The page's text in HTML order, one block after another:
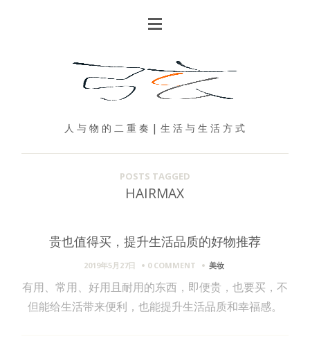
人 与 物 的 二 重 奏 | 生 活 与 生 活 方 式
POSTS TAGGED
HAIRMAX
贵也值得买，提升生活品质的好物推荐
2019年5月27日 0 COMMENT 美妆
有用、常用、好用且耐用的东西，即便贵，也要买，不
但能给生活带来便利，也能提升生活品质和幸福感。